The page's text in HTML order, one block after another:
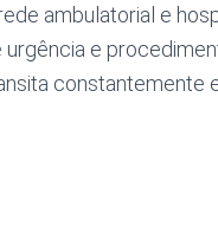
ambulatorial e
urgência e
constantemente